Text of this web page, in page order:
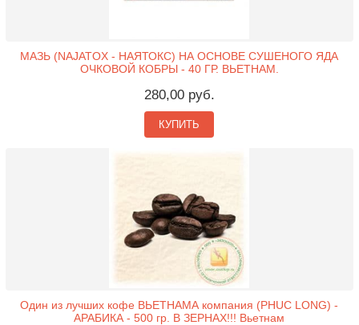
МАЗЬ (NAJATOX - НАЯТОКС) НА ОСНОВЕ СУШЕНОГО ЯДА
ОЧКОВОЙ КОБРЫ - 40 ГР. ВЬЕТНАМ.
280,00 руб.
КУПИТЬ
Один из лучших кофе ВЬЕТНАМА компания (PHUC LONG) -
АРАБИКА - 500 гр. В ЗЕРНАХ!!! Вьетнам